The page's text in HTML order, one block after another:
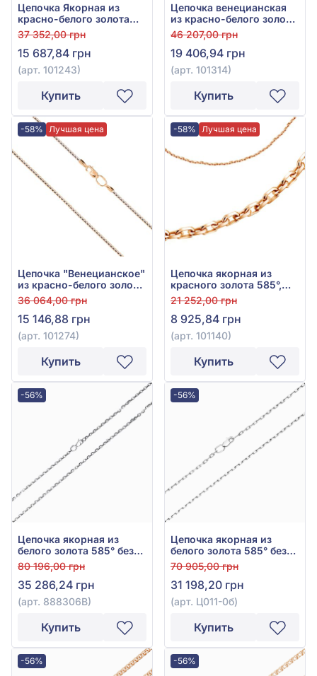
Цепочка Якорная из
красно-белого золота
585°, арт. 101243
37 352,00 грн
15 687,84 грн
(арт. 101243)
Купить
Цепочка венецианская
из красно-белого золота
585°, без вставки, арт.
101314
46 207,00 грн
19 406,94 грн
(арт. 101314)
Купить
-58% Лучшая цена
Цепочка "Венецианское"
из красно-белого золота
585°, без вставки, арт.
101274
36 064,00 грн
15 146,88 грн
(арт. 101274)
Купить
-58% Лучшая цена
Цепочка якорная из
красного золота 585°,
арт. 101140
21 252,00 грн
8 925,84 грн
(арт. 101140)
Купить
-56%
Цепочка якорная из
белого золота 585° без
вставки, арт. 888306В
80 196,00 грн
35 286,24 грн
(арт. 888306В)
Купить
-56%
Цепочка якорная из
белого золота 585° без
вставки, арт. Ц011-0б
70 905,00 грн
31 198,20 грн
(арт. Ц011-0б)
Купить
-56% -56%